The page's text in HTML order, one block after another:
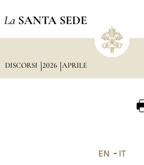
La SANTA SEDE
DISCORSI 2026 APRILE
EN - IT